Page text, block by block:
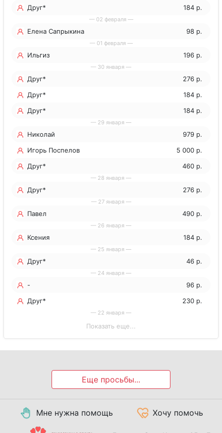
Друг*
184 р.
— 02 февраля —
Елена Сапрыкина 98 р.
— 01 февраля —
Ильгиз 196 р.
— 30 января —
Друг*
276 р.
Друг*
184 р.
Друг*
184 р.
— 29 января —
Николай
979 р.
Игорь Поспелов
5 000 р.
Друг*
460 р.
— 28 января —
Друг* 276 р.
— 27 января —
Павел 490 р.
— 26 января —
Ксения 184 р.
— 25 января —
Друг* 46 р.
— 24 января —
-
96 р.
Друг*
230 р.
— 22 января —
Показать еще...
Еще просьбы...
Мне нужна помощь Хочу помочь